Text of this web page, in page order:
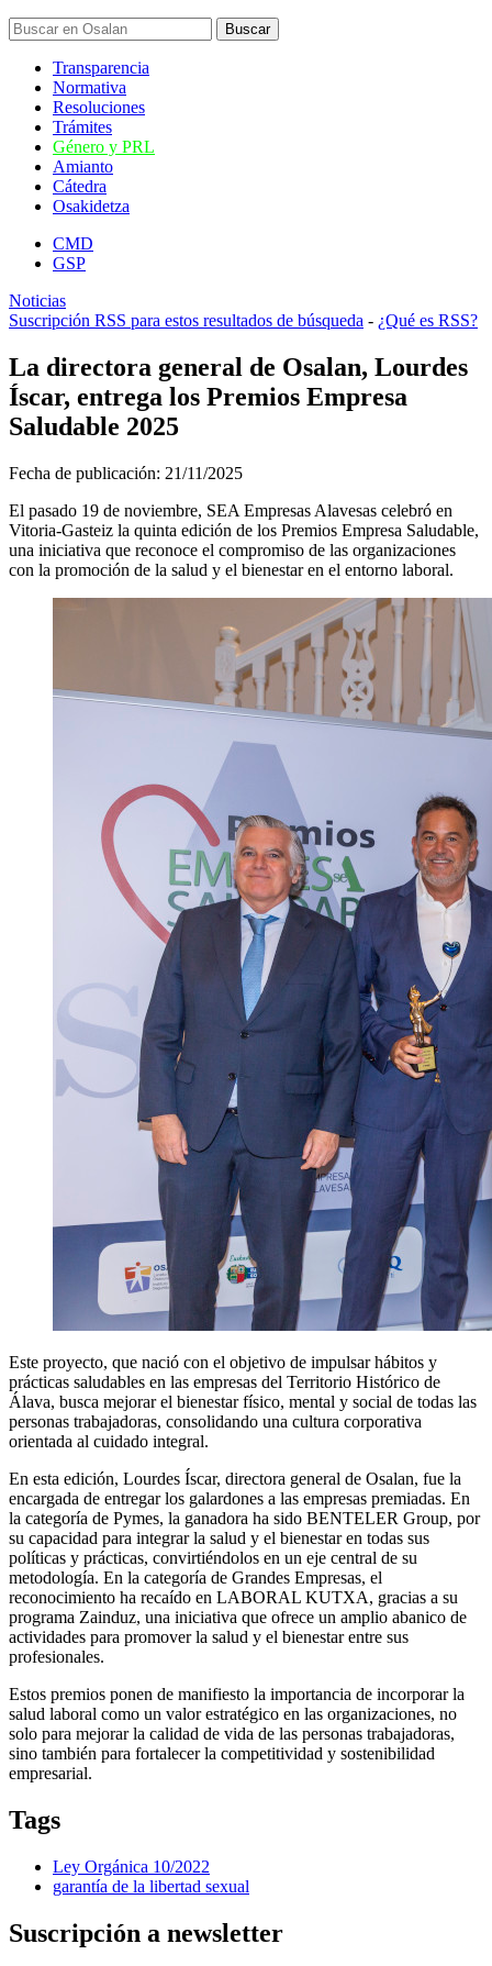
Transparencia
Normativa
Resoluciones
Trámites
Género y PRL
Amianto
Cátedra
Osakidetza
CMD
GSP
Noticias
Suscripción RSS para estos resultados de búsqueda - ¿Qué es RSS?
La directora general de Osalan, Lourdes
Íscar, entrega los Premios Empresa
Saludable 2025
Fecha de publicación: 21/11/2025
El pasado 19 de noviembre, SEA Empresas Alavesas celebró en
Vitoria-Gasteiz la quinta edición de los Premios Empresa Saludable,
una iniciativa que reconoce el compromiso de las organizaciones
con la promoción de la salud y el bienestar en el entorno laboral.
Este proyecto, que nació con el objetivo de impulsar hábitos y
prácticas saludables en las empresas del Territorio Histórico de
Álava, busca mejorar el bienestar físico, mental y social de todas las
personas trabajadoras, consolidando una cultura corporativa
orientada al cuidado integral.
En esta edición, Lourdes Íscar, directora general de Osalan, fue la
encargada de entregar los galardones a las empresas premiadas. En
la categoría de Pymes, la ganadora ha sido BENTELER Group, por
su capacidad para integrar la salud y el bienestar en todas sus
políticas y prácticas, convirtiéndolos en un eje central de su
metodología. En la categoría de Grandes Empresas, el
reconocimiento ha recaído en LABORAL KUTXA, gracias a su
programa Zainduz, una iniciativa que ofrece un amplio abanico de
actividades para promover la salud y el bienestar entre sus
profesionales.
Estos premios ponen de manifiesto la importancia de incorporar la
salud laboral como un valor estratégico en las organizaciones, no
solo para mejorar la calidad de vida de las personas trabajadoras,
sino también para fortalecer la competitividad y sostenibilidad
empresarial.
Tags
Ley Orgánica 10/2022
garantía de la libertad sexual
Suscripción a newsletter